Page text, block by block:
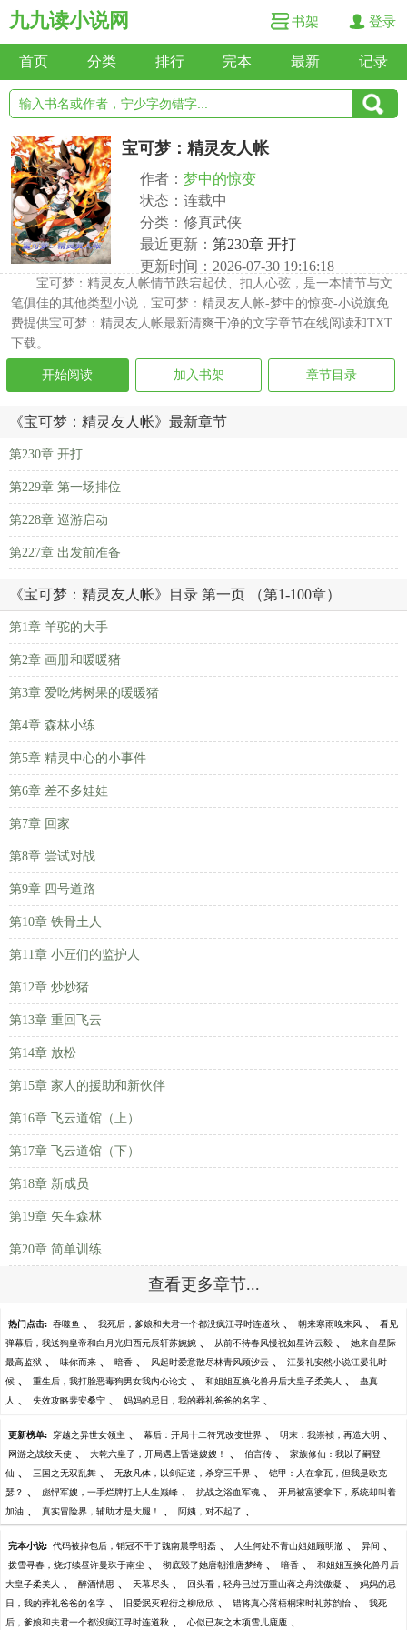
九九读小说网 书架 登录
首页 分类 排行 完本 最新 记录
宝可梦：精灵友人帐
作者： 梦中的惊变
状态：连载中
分类：修真武侠
最近更新： 第230章 开打
更新时间：2026-07-30 19:16:18
宝可梦：精灵友人帐情节跌宕起伏、扣人心弦，是一本情节与文
笔俱佳的其他类型小说，宝可梦：精灵友人帐-梦中的惊变-小说旗免
费提供宝可梦：精灵友人帐最新清爽干净的文字章节在线阅读和TXT
下载。
开始阅读 加入书架 章节目录
《宝可梦：精灵友人帐》最新章节
第230章 开打
第229章 第一场排位
第228章 巡游启动
第227章 出发前准备
《宝可梦：精灵友人帐》目录 第一页 （第1-100章）
第1章 羊驼的大手
第2章 画册和暖暖猪
第3章 爱吃烤树果的暖暖猪
第4章 森林小练
第5章 精灵中心的小事件
第6章 差不多娃娃
第7章 回家
第8章 尝试对战
第9章 四号道路
第10章 铁骨土人
第11章 小匠们的监护人
第12章 炒炒猪
第13章 重回飞云
第14章 放松
第15章 家人的援助和新伙伴
第16章 飞云道馆（上）
第17章 飞云道馆（下）
第18章 新成员
第19章 矢车森林
第20章 简单训练
查看更多章节...
热门点击: 吞噬鱼 、 我死后，爹娘和夫君一个都没疯江寻时连道秋 、 朝来寒雨晚来风 、 看见
弹幕后，我送狗皇帝和白月光归西元辰轩苏婉婉 、 从前不待春风慢祝如星许云毅 、 她来自星际
最高监狱 、 味你而来 、 暗香 、 风起时爱意散尽林青风顾汐云 、 江晏礼安然小说江晏礼时
候 、 重生后，我打脸恶毒狗男女我内心论文 、 和姐姐互换化兽丹后大皇子柔美人 、 蛊真
人 、 失效攻略裴安桑宁 、 妈妈的忌日，我的葬礼爸爸的名字 、
更新榜单: 穿越之异世女领主 、 幕后：开局十二符咒改变世界 、 明末：我崇祯，再造大明 、
网游之战纹天使 、 大乾六皇子，开局遇上昏迷嫂嫂！ 、 伯言传 、 家族修仙：我以子嗣登
仙 、 三国之无双乱舞 、 无敌凡体，以剑证道，杀穿三千界 、 铠甲：人在拿瓦，但我是欧克
瑟？ 、 彪悍军嫂，一手烂牌打上人生巅峰 、 抗战之浴血军魂 、 开局被富婆拿下，系统却叫着
加油 、 真实冒险界，辅助才是大腿！ 、 阿姨，对不起了 、
完本小说: 代码被掉包后，销冠不干了魏南晨季明磊 、 人生何处不青山姐姐顾明澈 、 异间 、
拨雪寻春，烧灯续昼许曼珠于南尘 、 彻底毁了她唐朝淮唐梦绮 、 暗香 、 和姐姐互换化兽丹后
大皇子柔美人 、 醉酒情思 、 天幕尽头 、 回头看，轻舟已过万重山蒋之舟沈傲凝 、 妈妈的忌
日，我的葬礼爸爸的名字 、 旧爱泯灭程衍之柳欣欣 、 错将真心落梧桐宋时礼苏韵怡 、 我死
后，爹娘和夫君一个都没疯江寻时连道秋 、 心似已灰之木项雪儿鹿鹿 、